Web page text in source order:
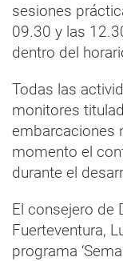
sesiones
09.30 y las
dentro del
Todas las
monitores
embarcaciones
momento el
durante el
El consejero de
Fuerteventura,
programa